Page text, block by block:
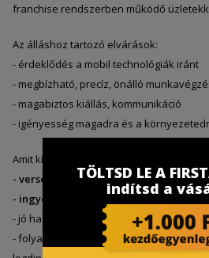
franchise rendszerben működő
Az álláshoz tartozó elvárások:
- érdeklődés a mobil technológiák iránt
- megbízható, precíz, önálló
- magabiztos kiállás, kommunikáció
- igényesség magadra és a
Amit kínálunk:
- versenyképes fix alapjövedelem +
- ingyenes, államilag elismert
- jó hangulatú, fiatalos, lendületes csapat
- folyamatos fejlődési lehetőség
TÖLTSD LE A
indítsd a